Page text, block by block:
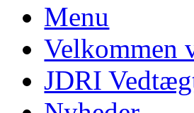
Menu
Velkommen
JDRI